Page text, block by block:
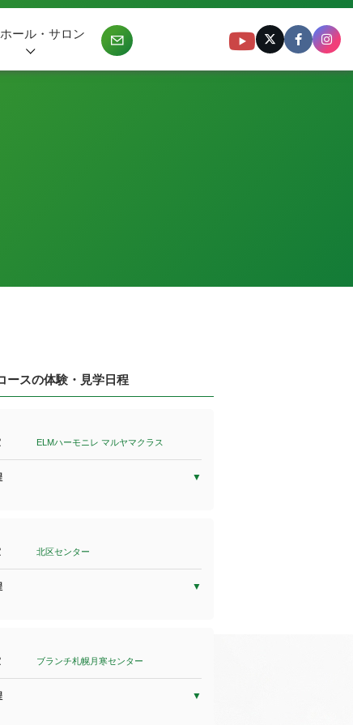
ール・サロン
ースの体験・見学日程
ELMハーモニレ マルヤマクラス
北区センター
ブランチ札幌月寒センター